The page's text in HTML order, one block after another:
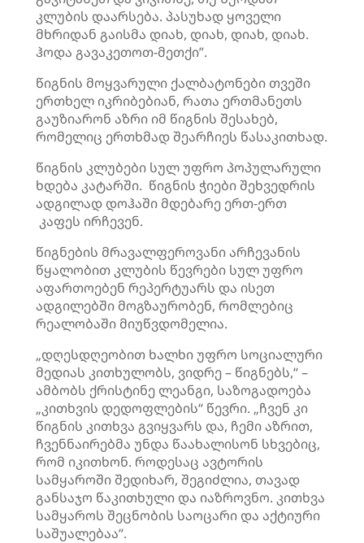
კლუბის დაარსება. პასუხად ყოველი
მხრიდან გაისმა დიახ, დიახ, დიახ, დიახ.
ჰოდა გავაკეთოთ-მეთქი”.
წიგნის მოყვარული ქალბატონები თვეში
ერთხელ იკრიბებიან, რათა ერთმანეთს
გაუზიარონ აზრი იმ წიგნის შესახებ,
რომელიც ერთხმად შეარჩიეს წასაკითხად.
წიგნის კლუბები სულ უფრო პოპულარული
ხდება კატარში. წიგნის ჭიები შეხვედრის
ადგილად დოჰაში მდებარე ერთ-ერთ
კაფეს ირჩევენ.
წიგნების მრავალფეროვანი არჩევანის
წყალობით კლუბის წევრები სულ უფრო
აფართოებენ რეპერტუარს და ისეთ
ადგილებში მოგზაურობენ, რომლებიც
რეალობაში მიუწვდომელია.
„დღესდღეობით ხალხი უფრო სოციალური
მედიას კითხულობს, ვიდრე – წიგნებს,“ –
ამბობს ქრისტინე ლეანგი, საზოგადოება
„კითხვის დედოფლების“ წევრი. „ჩვენ კი
წიგნის კითხვა გვიყვარს და, ჩემი აზრით,
ჩვენნაირებმა უნდა წაახალისონ სხვებიც,
რომ იკითხონ. როდესაც ავტორის
სამყაროში შედიხარ, შეგიძლია, თავად
განსაჯო წაკითხული და იაზროვნო. კითხვა
სამყაროს შეცნობის საოცარი და აქტიური
საშუალებაა“.